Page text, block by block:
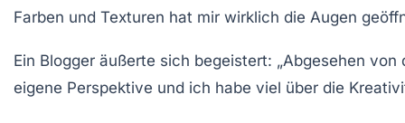
Farben und Texturen hat mir wirklich die Augen
Ein Blogger äußerte sich begeistert: „Abgesehen
eigene Perspektive und ich habe viel über die